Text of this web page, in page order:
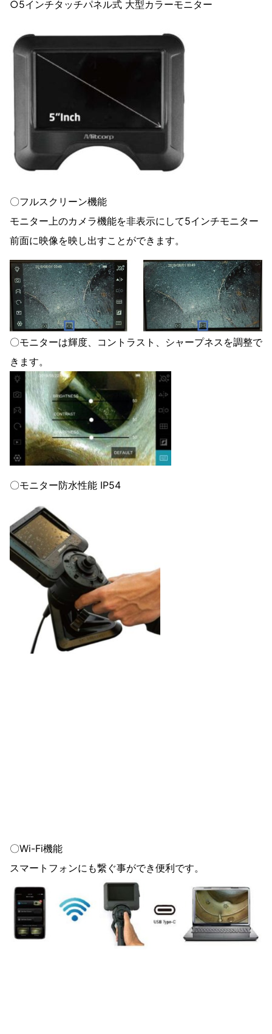
○5インチタッチパネル式 大型カラーモニター
〇フルスクリーン機能
モニター上のカメラ機能を非表示にして5インチモニター
前面に映像を映し出すことができます。
〇モニターは輝度、コントラスト、シャープネスを調整で
きます。
〇モニター防水性能 IP54
〇Wi-Fi機能
スマートフォンにも繋ぐ事ができ便利です。